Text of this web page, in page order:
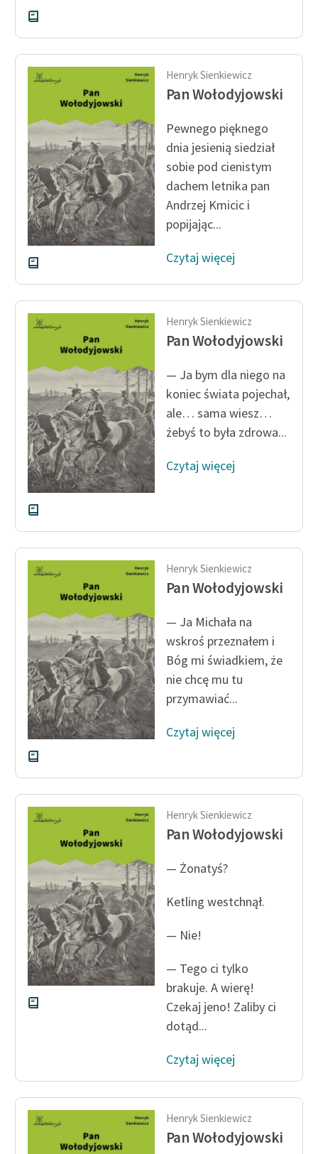
Henryk Sienkiewicz
Pan Wołodyjowski
Pewnego pięknego
dnia jesienią siedział
sobie pod cienistym
dachem letnika pan
Andrzej Kmicic i
popijając...
Czytaj więcej
Henryk Sienkiewicz
Pan Wołodyjowski
— Ja bym dla niego na
koniec świata pojechał,
ale… sama wiesz…
żebyś to była zdrowa...
Czytaj więcej
Henryk Sienkiewicz
Pan Wołodyjowski
— Ja Michała na
wskroś przeznałem i
Bóg mi świadkiem, że
nie chcę mu tu
przymawiać...
Czytaj więcej
Henryk Sienkiewicz
Pan Wołodyjowski
— Żonatyś?
Ketling westchnął.
— Nie!
— Tego ci tylko
brakuje. A wierę!
Czekaj jeno! Zaliby ci
dotąd...
Czytaj więcej
Henryk Sienkiewicz
Pan Wołodyjowski